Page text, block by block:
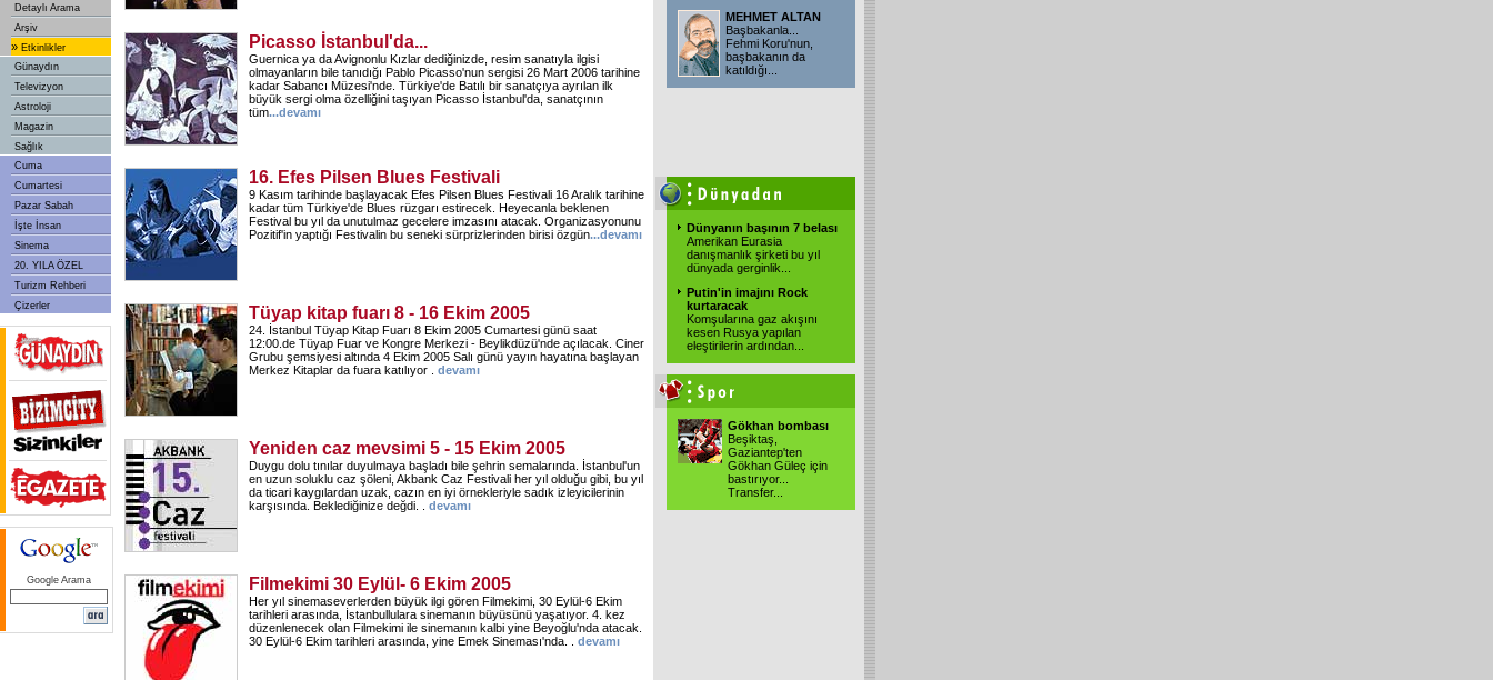
Detaylı Arama
Arşiv
» Etkinlikler
Günaydın
Televizyon
Astroloji
Magazin
Sağlık
Cuma
Cumartesi
Pazar Sabah
İşte İnsan
Sinema
20. YILA ÖZEL
Turizm Rehberi
Çizerler
Google Arama
Picasso İstanbul'da...
Guernica ya da Avignonlu Kızlar dediğinizde, resim sanatıyla ilgisi
olmayanların bile tanıdığı Pablo Picasso'nun sergisi 26 Mart 2006 tarihine
kadar Sabancı Müzesi'nde. Türkiye'de Batılı bir sanatçıya ayrılan ilk
büyük sergi olma özelliğini taşıyan Picasso İstanbul'da, sanatçının
tüm...devamı
16. Efes Pilsen Blues Festivali
9 Kasım tarihinde başlayacak Efes Pilsen Blues Festivali 16 Aralık tarihine
kadar tüm Türkiye'de Blues rüzgarı estirecek. Heyecanla beklenen
Festival bu yıl da unutulmaz gecelere imzasını atacak. Organizasyonunu
Pozitif'in yaptığı Festivalin bu seneki sürprizlerinden birisi özgün...devamı
Tüyap kitap fuarı 8 - 16 Ekim 2005
24. İstanbul Tüyap Kitap Fuarı 8 Ekim 2005 Cumartesi günü saat
12:00.de Tüyap Fuar ve Kongre Merkezi - Beylikdüzü'nde açılacak. Ciner
Grubu şemsiyesi altında 4 Ekim 2005 Salı günü yayın hayatına başlayan
Merkez Kitaplar da fuara katılıyor . devamı
Yeniden caz mevsimi 5 - 15 Ekim 2005
Duygu dolu tınılar duyulmaya başladı bile şehrin semalarında. İstanbul'un
en uzun soluklu caz şöleni, Akbank Caz Festivali her yıl olduğu gibi, bu yıl
da ticari kaygılardan uzak, cazın en iyi örnekleriyle sadık izleyicilerinin
karşısında. Beklediğinize değdi. . devamı
Filmekimi 30 Eylül- 6 Ekim 2005
Her yıl sinemaseverlerden büyük ilgi gören Filmekimi, 30 Eylül-6 Ekim
tarihleri arasında, İstanbullulara sinemanın büyüsünü yaşatıyor. 4. kez
düzenlenecek olan Filmekimi ile sinemanın kalbi yine Beyoğlu'nda atacak.
30 Eylül-6 Ekim tarihleri arasında, yine Emek Sineması'nda. . devamı
MEHMET ALTAN
Başbakanla...
Fehmi Koru'nun,
başbakanın da
katıldığı...
Dünyanın başının 7 belası
Amerikan Eurasia
danışmanlık şirketi bu yıl
dünyada gerginlik...
Putin'in imajını Rock
kurtaracak
Komşularına gaz akışını
kesen Rusya yapılan
eleştirilerin ardından...
Gökhan bombası
Beşiktaş,
Gaziantep'ten
Gökhan Güleç için
bastırıyor...
Transfer...